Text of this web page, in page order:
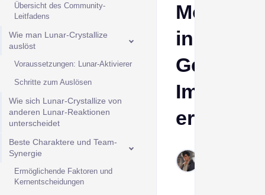
Übersicht des Community-
Leitfadens
Wie man Lunar‐Crystallize
auslöst
Voraussetzungen: Lunar-Aktivierer
Schritte zum Auslösen
Wie sich Lunar‐Crystallize von
anderen Lunar-Reaktionen
unterscheidet
Beste Charaktere und Team-
Synergie
Ermöglichende Faktoren und
Kernentscheidungen
in
Genshin
Impact
erklärt